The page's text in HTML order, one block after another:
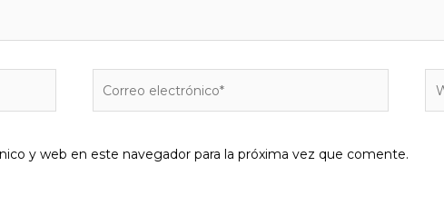
y web en este navegador para la próxima vez que comente.